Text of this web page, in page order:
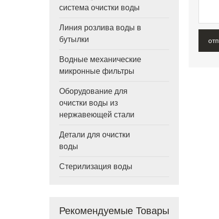
система очистки воды
Линия розлива воды в
бутылки
Водные механические
микронные фильтры
Оборудование для
очистки воды из
нержавеющей стали
Детали для очистки
воды
Стерилизация воды
Рекомендуемые Товары